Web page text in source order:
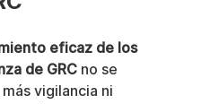
eficaz de los
de GRC no se
vigilancia ni